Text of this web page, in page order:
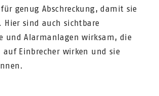
genug Abschreckung, damit sie
Hier sind auch sichtbare
und Alarmanlagen wirksam, die
auf Einbrecher wirken und sie